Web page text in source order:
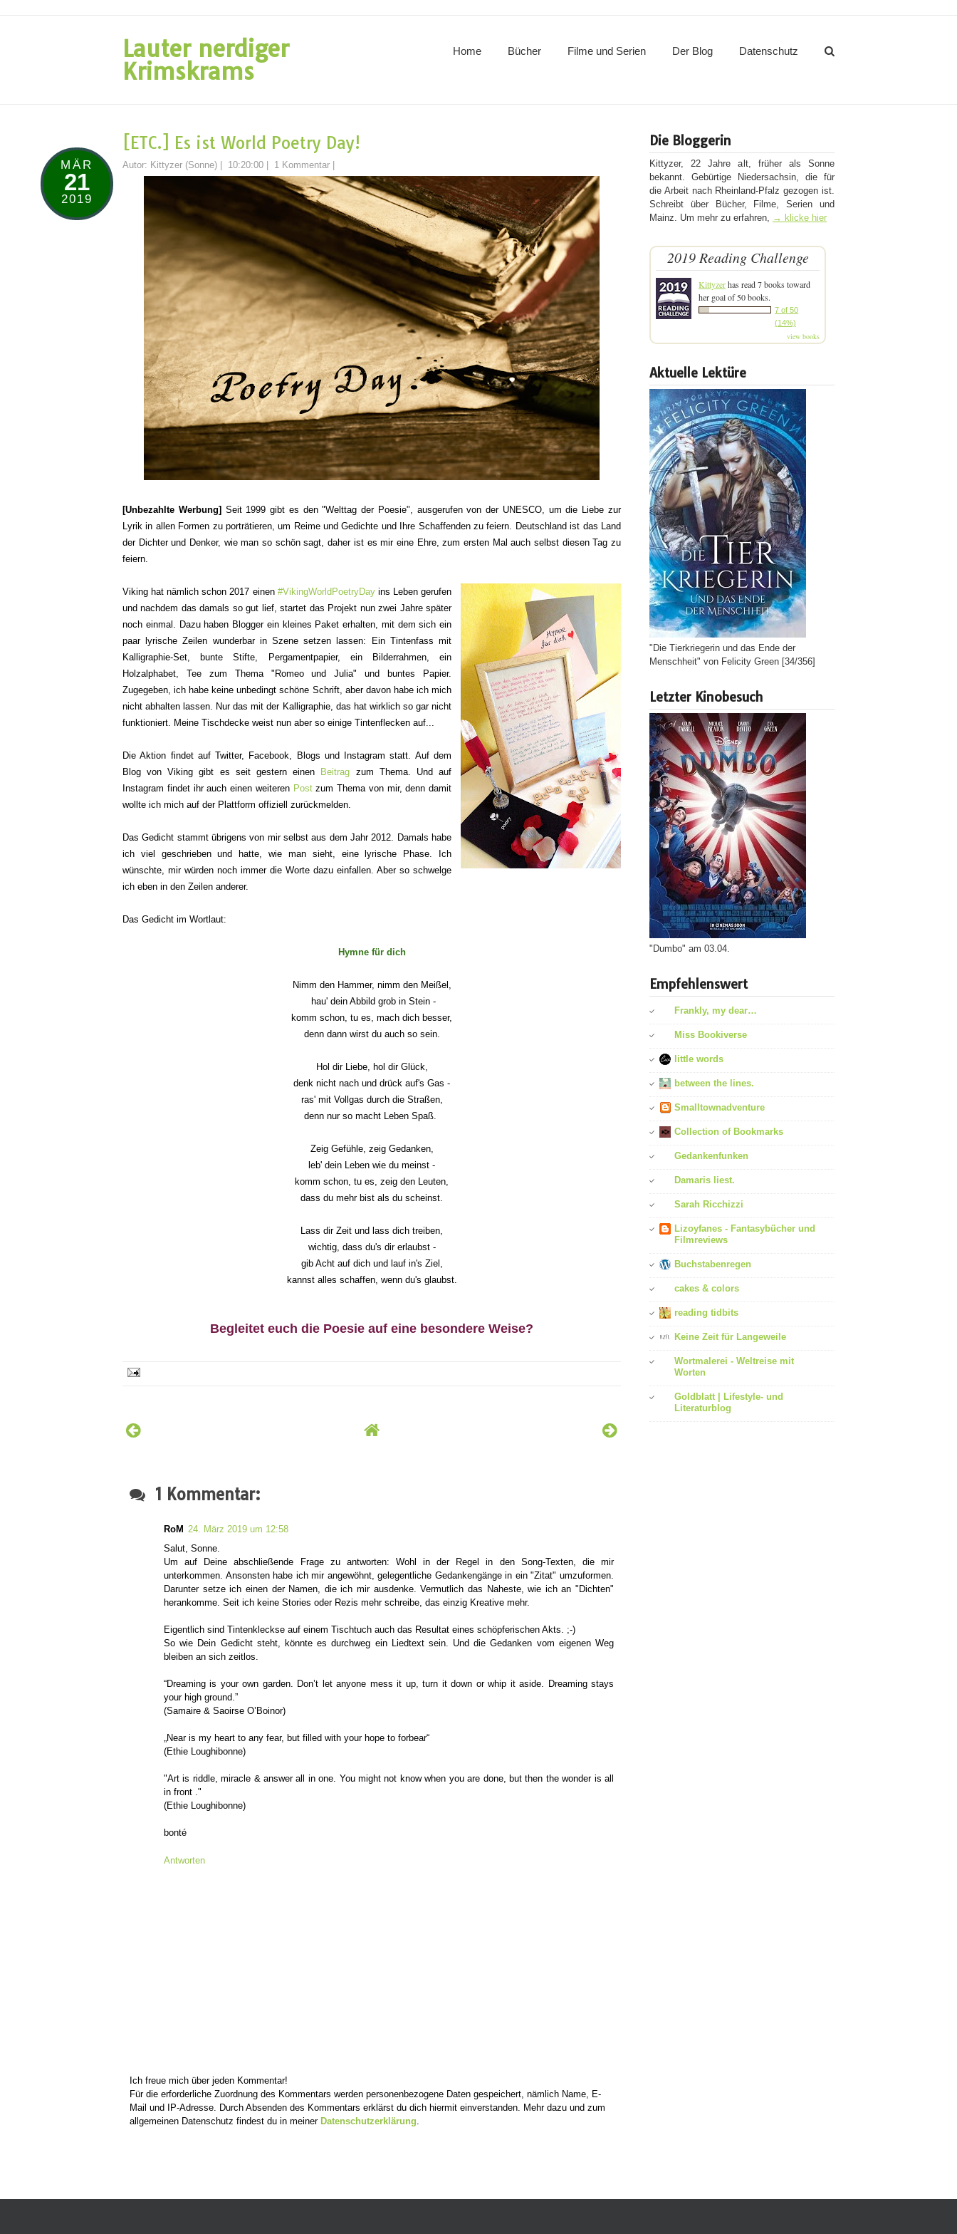
Lauter nerdiger
Krimskrams
Home Bücher Filme und Serien Der Blog Datenschutz
MÄR
21
2019
[ETC.] Es ist World Poetry Day!
Autor: Kittyzer (Sonne) 10:20:00 1 Kommentar
[Unbezahlte Werbung] Seit 1999 gibt es den "Welttag der Poesie", ausgerufen von der UNESCO, um die Liebe zur
Lyrik in allen Formen zu porträtieren, um Reime und Gedichte und Ihre Schaffenden zu feiern. Deutschland ist das Land
der Dichter und Denker, wie man so schön sagt, daher ist es mir eine Ehre, zum ersten Mal auch selbst diesen Tag zu
feiern.
Viking hat nämlich schon 2017 einen #VikingWorldPoetryDayins Leben gerufen
und nachdem das damals so gut lief, startet das Projekt nun zwei Jahre später
noch einmal. Dazu haben Blogger ein kleines Paket erhalten, mit dem sich ein
paar lyrische Zeilen wunderbar in Szene setzen lassen: Ein Tintenfass mit
Kalligraphie-Set, bunte Stifte, Pergamentpapier, ein Bilderrahmen, ein
Holzalphabet, Tee zum Thema "Romeo und Julia" und buntes Papier.
Zugegeben, ich habe keine unbedingt schöne Schrift, aber davon habe ich mich
nicht abhalten lassen. Nur das mit der Kalligraphie, das hat wirklich so gar nicht
funktioniert. Meine Tischdecke weist nun aber so einige Tintenflecken auf...
Die Aktion findet auf Twitter, Facebook, Blogs und Instagram statt. Auf dem
Blog von Viking gibt es seit gestern einen
Beitrag zum Thema. Und auf
Instagram findet ihr auch einen weiteren Postzum Thema von mir, denn damit
wollte ich mich auf der Plattform offiziell zurückmelden.
Das Gedicht stammt übrigens von mir selbst aus dem Jahr 2012. Damals habe
ich viel geschrieben und hatte, wie man sieht, eine lyrische Phase. Ich
wünschte, mir würden noch immer die Worte dazu einfallen. Aber so schwelge
ich eben in den Zeilen anderer.
Das Gedicht im Wortlaut:
Hymne für dich
Nimm den Hammer, nimm den Meißel,
hau' dein Abbild grob in Stein -
komm schon, tu es, mach dich besser,
denn dann wirst du auch so sein.
Hol dir Liebe, hol dir Glück,
denk nicht nach und drück auf's Gas -
ras' mit Vollgas durch die Straßen,
denn nur so macht Leben Spaß.
Zeig Gefühle, zeig Gedanken,
leb' dein Leben wie du meinst -
komm schon, tu es, zeig den Leuten,
dass du mehr bist als du scheinst.
Lass dir Zeit und lass dich treiben,
wichtig, dass du's dir erlaubst -
gib Acht auf dich und lauf in's Ziel,
kannst alles schaffen, wenn du's glaubst.
Begleitet euch die Poesie auf eine besondere Weise?
1 Kommentar:
RoM 24. März 2019 um 12:58
Salut, Sonne.
Um auf Deine abschließende Frage zu antworten: Wohl in der Regel in den Song-Texten, die mir
unterkommen. Ansonsten habe ich mir angewöhnt, gelegentliche Gedankengänge in ein "Zitat" umzuformen.
Darunter setze ich einen der Namen, die ich mir ausdenke. Vermutlich das Naheste, wie ich an "Dichten"
herankomme. Seit ich keine Stories oder Rezis mehr schreibe, das einzig Kreative mehr.
Eigentlich sind Tintenkleckse auf einem Tischtuch auch das Resultat eines schöpferischen Akts. ;-)
So wie Dein Gedicht steht, könnte es durchweg ein Liedtext sein. Und die Gedanken vom eigenen Weg
bleiben an sich zeitlos.
“Dreaming is your own garden. Don’t let anyone mess it up, turn it down or whip it aside. Dreaming stays
your high ground.”
(Samaire & Saoirse O’Boinor)
„Near is my heart to any fear, but filled with your hope to forbear“
(Ethie Loughibonne)
"Art is riddle, miracle & answer all in one. You might not know when you are done, but then the wonder is all
in front ."
(Ethie Loughibonne)
bonté
Antworten
Ich freue mich über jeden Kommentar!
Für die erforderliche Zuordnung des Kommentars werden personenbezogene Daten gespeichert, nämlich Name, E-
Mail und IP-Adresse. Durch Absenden des Kommentars erklärst du dich hiermit einverstanden. Mehr dazu und zum
allgemeinen Datenschutz findest du in meiner Datenschutzerklärung.
Die Bloggerin
Kittyzer, 22 Jahre alt, früher als Sonne
bekannt. Gebürtige Niedersachsin, die für
die Arbeit nach Rheinland-Pfalz gezogen ist.
Schreibt über Bücher, Filme, Serien und
Mainz. Um mehr zu erfahren, → klicke hier
2019 Reading Challenge
Kittyzerhas read 7 books toward
her goal of 50 books.
7 of 50
(14%)
view books
Aktuelle Lektüre
"Die Tierkriegerin und das Ende der
Menschheit" von Felicity Green [34/356]
Letzter Kinobesuch
"Dumbo" am 03.04.
Empfehlenswert
Frankly, my dear…
Miss Bookiverse
little words
between the lines.
Smalltownadventure
Collection of Bookmarks
Gedankenfunken
Damaris liest.
Sarah Ricchizzi
Lizoyfanes - Fantasybücher und
Filmreviews
Buchstabenregen
cakes & colors
reading tidbits
Keine Zeit für Langeweile
Wortmalerei - Weltreise mit
Worten
Goldblatt | Lifestyle- und
Literaturblog